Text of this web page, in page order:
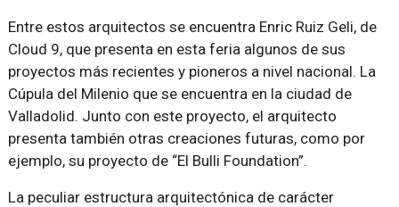
Entre estos arquitectos se encuentra Enric Ruiz Geli, de
Cloud 9, que presenta en esta feria algunos de sus
proyectos más recientes y pioneros a nivel nacional. La
Cúpula del Milenio que se encuentra en la ciudad de
Valladolid. Junto con este proyecto, el arquitecto
presenta también otras creaciones futuras, como por
ejemplo, su proyecto de “El Bulli Foundation”.
La peculiar estructura arquitectónica de carácter